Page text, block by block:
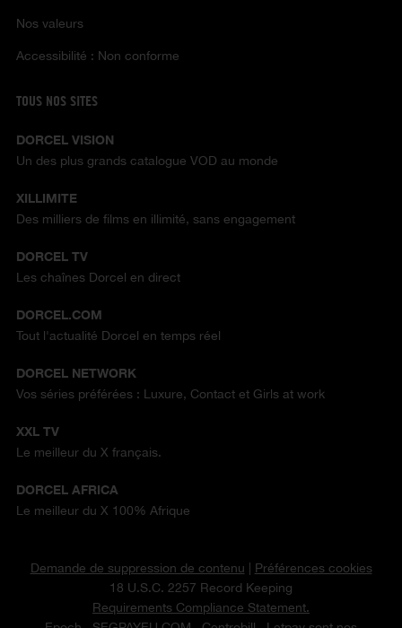
Nos valeurs
Accessibilité : Non conforme
TOUS NOS SITES
DORCEL VISION
Un des plus grands catalogue VOD au monde
XILLIMITE
Des milliers de films en illimité, sans engagement
DORCEL TV
Les chaînes Dorcel en direct
DORCEL.COM
Tout l'actualité Dorcel en temps réel
DORCEL NETWORK
Vos séries préférées : Luxure, Contact et Girls at work
XXL TV
Le meilleur du X français.
DORCEL AFRICA
Le meilleur du X 100% Afrique
Demande de suppression de contenu
Préférences cookies
18 U.S.C. 2257 Record Keeping
Requirements Compliance Statement.